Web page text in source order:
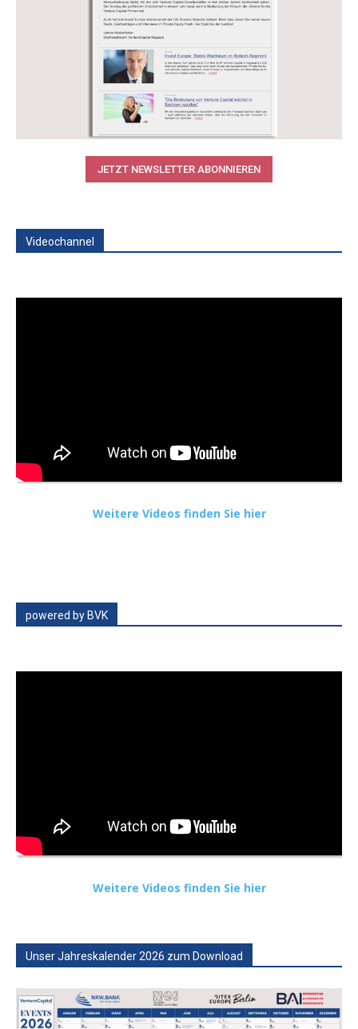
JETZT NEWSLETTER ABONNIEREN
Videochannel
Weitere Videos finden Sie hier
powered by BVK
Weitere Videos finden Sie hier
Unser Jahreskalender 2026 zum Download